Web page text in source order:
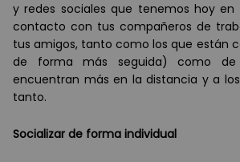
y redes sociales que tenemos hoy en
contacto con tus compañeros de
tus amigos, tanto como los que están
de forma más seguida) como
encuentran más en la distancia y a
tanto.
Socializar de forma individual